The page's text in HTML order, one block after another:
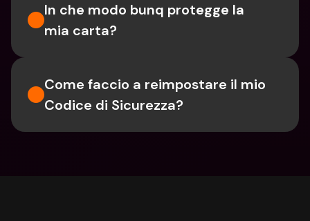
In che modo bunq protegge la
mia carta?
Come faccio a reimpostare il mio
Codice di Sicurezza?